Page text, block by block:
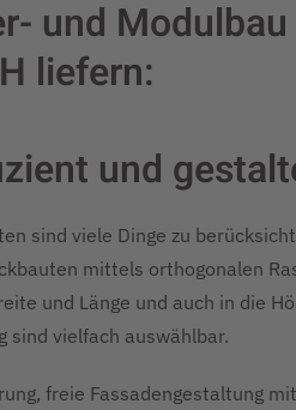
und
liefern:
und
sind viele Dinge zu
mittels orthogonalen
und Länge und auch in die
sind vielfach auswählbar.
freie Fassadengestaltung